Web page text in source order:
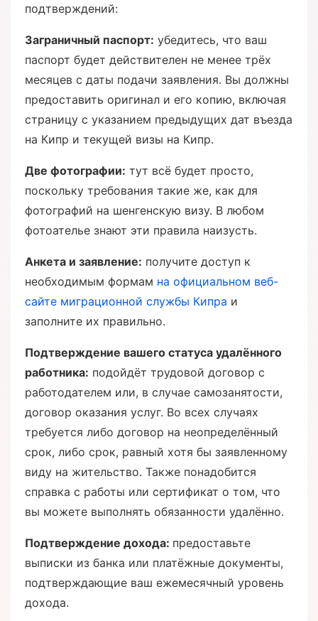
подтверждений:
Заграничный паспорт: убедитесь, что ваш
паспорт будет действителен не менее трёх
месяцев с даты подачи заявления. Вы должны
предоставить оригинал и его копию, включая
страницу с указанием предыдущих дат въезда
на Кипр и текущей визы на Кипр.
Две фотографии: тут всё будет просто,
поскольку требования такие же, как для
фотографий на шенгенскую визу. В любом
фотоателье знают эти правила наизусть.
Анкета и заявление: получите доступ к
необходимым формам на официальном веб-
сайте миграционной службы Кипра и
заполните их правильно.
Подтверждение вашего статуса удалённого
работника: подойдёт трудовой договор с
работодателем или, в случае самозанятости,
договор оказания услуг. Во всех случаях
требуется либо договор на неопределённый
срок, либо срок, равный хотя бы заявленному
виду на жительство. Также понадобится
справка с работы или сертификат о том, что
вы можете выполнять обязанности удалённо.
Подтверждение дохода: предоставьте
выписки из банка или платёжные документы,
подтверждающие ваш ежемесячный уровень
дохода.